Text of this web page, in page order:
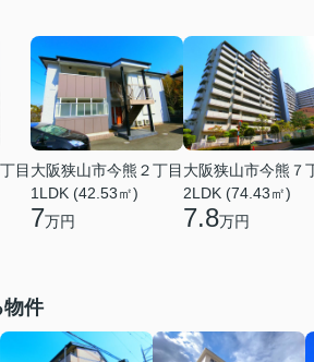
目 大阪狭山市今熊２丁目
1LDK (42.53㎡)
7万円
大阪狭山市今熊７
2LDK (74.43㎡)
7.8万円
物件